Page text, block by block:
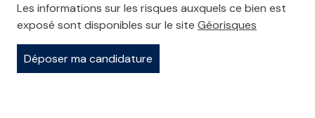
Les informations sur les risques auxquels ce bien est
exposé sont disponibles sur le site Géorisques
Déposer ma candidature